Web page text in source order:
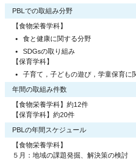
PBLでの取組み分野
【食物栄養学科】
食と健康に関する分野
SDGsの取り組み
【保育学科】
子育て，子どもの遊び，学童保育に
年間の取組み件数
【食物栄養学科】約12件
【保育学科】約20件
PBLの年間スケジュール
【食物栄養学科】
５月：地域の課題発掘、解決策の検討